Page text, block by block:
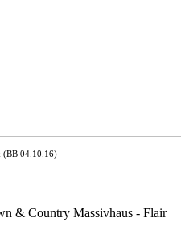
(BB 04.10.16)
& Country Massivhaus - Flair